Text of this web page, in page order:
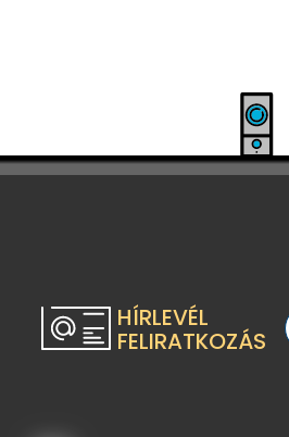
HÍRLEVÉL
FELIRATKOZÁS